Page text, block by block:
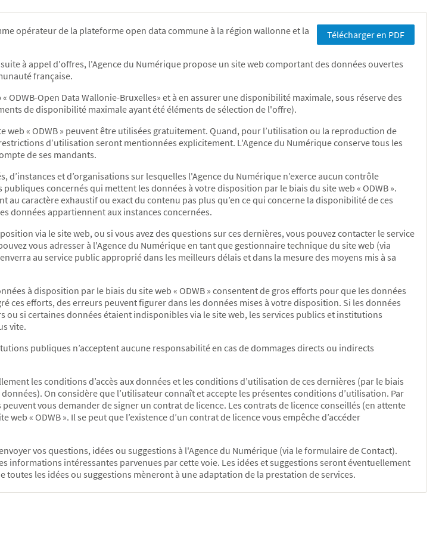
Télécharger en PDF
opérateur de la plateforme open data commune à la région wallonne et la
à appel d'offres, l'Agence du Numérique propose un site web comportant des données ouvertes
française.
ODWB-Open Data Wallonie-Bruxelles» et à en assurer une disponibilité maximale, sous réserve des
de disponibilité maximale ayant été éléments de sélection de l'offre).
« ODWB » peuvent être utilisées gratuitement. Quand, pour l’utilisation ou la reproduction de
d’utilisation seront mentionnées explicitement. L'Agence du Numérique conserve tous les
de ses mandants.
d’instances et d’organisations sur lesquelles l'Agence du Numérique n’exerce aucun contrôle
concernés qui mettent les données à votre disposition par le biais du site web « ODWB ».
caractère exhaustif ou exact du contenu pas plus qu’en ce qui concerne la disponibilité de ces
données appartiennent aux instances concernées.
via le site web, ou si vous avez des questions sur ces dernières, vous pouvez contacter le service
vous adresser à l'Agence du Numérique en tant que gestionnaire technique du site web (via
au service public approprié dans les meilleurs délais et dans la mesure des moyens mis à sa
à disposition par le biais du site web « ODWB » consentent de gros efforts pour que les données
ces efforts, des erreurs peuvent figurer dans les données mises à votre disposition. Si les données
ou si certaines données étaient indisponibles via le site web, les services publics et institutions
vite.
publiques n’acceptent aucune responsabilité en cas de dommages directs ou indirects
les conditions d’accès aux données et les conditions d’utilisation de ces dernières (par le biais
On considère que l’utilisateur connaît et accepte les présentes conditions d’utilisation. Par
vous demander de signer un contrat de licence. Les contrats de licence conseillés (en attente
« ODWB ». Il se peut que l’existence d’un contrat de licence vous empêche d’accéder
vos questions, idées ou suggestions à l'Agence du Numérique (via le formulaire de Contact).
informations intéressantes parvenues par cette voie. Les idées et suggestions seront éventuellement
toutes les idées ou suggestions mèneront à une adaptation de la prestation de services.